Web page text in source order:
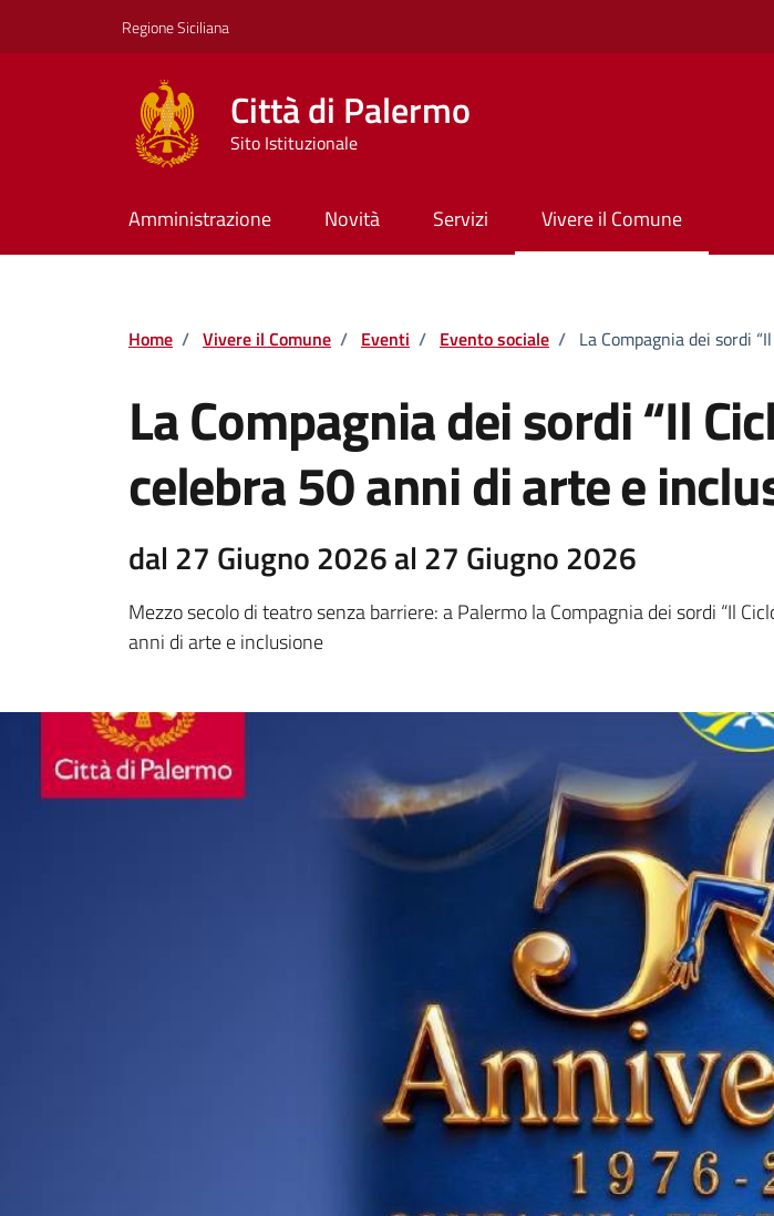
Regione Siciliana
Città di Palermo
Sito Istituzionale
Amministrazione Novità Servizi Vivere il Comune
Home / Vivere il Comune / Eventi / Evento sociale / La Compagnia dei sordi
La Compagnia dei sordi “Il
celebra 50 anni di arte e
dal 27 Giugno 2026 al 27 Giugno 2026
Mezzo secolo di teatro senza barriere: a Palermo la Compagnia dei sordi “Il
anni di arte e inclusione